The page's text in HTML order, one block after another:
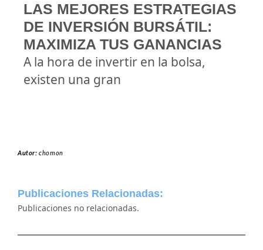
LAS MEJORES ESTRATEGIAS
DE INVERSIÓN BURSÁTIL:
MAXIMIZA TUS GANANCIAS
A la hora de invertir en la bolsa,
existen una gran
Autor:chomon
Publicaciones Relacionadas:
Publicaciones no relacionadas.